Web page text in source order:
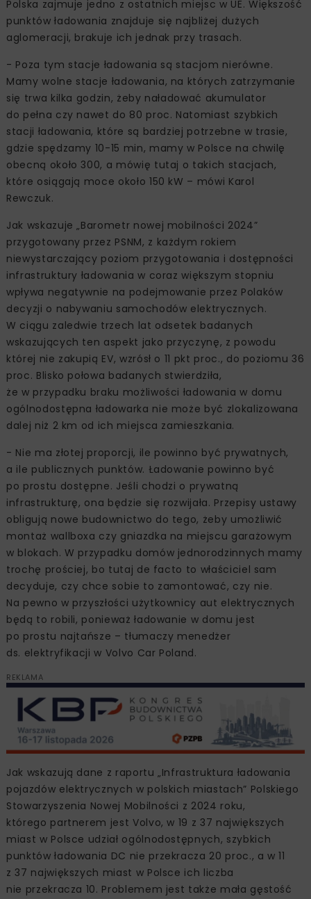
Polska zajmuje jedno z ostatnich miejsc w UE. Większość
punktów ładowania znajduje się najbliżej dużych
aglomeracji, brakuje ich jednak przy trasach.
- Poza tym stacje ładowania są stacjom nierówne.
Mamy wolne stacje ładowania, na których zatrzymanie
się trwa kilka godzin, żeby naładować akumulator
do pełna czy nawet do 80 proc. Natomiast szybkich
stacji ładowania, które są bardziej potrzebne w trasie,
gdzie spędzamy 10-15 min, mamy w Polsce na chwilę
obecną około 300, a mówię tutaj o takich stacjach,
które osiągają moce około 150 kW – mówi Karol
Rewczuk.
Jak wskazuje „Barometr nowej mobilności 2024”
przygotowany przez PSNM, z każdym rokiem
niewystarczający poziom przygotowania i dostępności
infrastruktury ładowania w coraz większym stopniu
wpływa negatywnie na podejmowanie przez Polaków
decyzji o nabywaniu samochodów elektrycznych.
W ciągu zaledwie trzech lat odsetek badanych
wskazujących ten aspekt jako przyczynę, z powodu
której nie zakupią EV, wzrósł o 11 pkt proc., do poziomu 36
proc. Blisko połowa badanych stwierdziła,
że w przypadku braku możliwości ładowania w domu
ogólnodostępna ładowarka nie może być zlokalizowana
dalej niż 2 km od ich miejsca zamieszkania.
- Nie ma złotej proporcji, ile powinno być prywatnych,
a ile publicznych punktów. Ładowanie powinno być
po prostu dostępne. Jeśli chodzi o prywatną
infrastrukturę, ona będzie się rozwijała. Przepisy ustawy
obligują nowe budownictwo do tego, żeby umożliwić
montaż wallboxa czy gniazdka na miejscu garażowym
w blokach. W przypadku domów jednorodzinnych mamy
trochę prościej, bo tutaj de facto to właściciel sam
decyduje, czy chce sobie to zamontować, czy nie.
Na pewno w przyszłości użytkownicy aut elektrycznych
będą to robili, ponieważ ładowanie w domu jest
po prostu najtańsze – tłumaczy menedżer
ds. elektryfikacji w Volvo Car Poland.
REKLAMA
Jak wskazują dane z raportu „Infrastruktura ładowania
pojazdów elektrycznych w polskich miastach” Polskiego
Stowarzyszenia Nowej Mobilności z 2024 roku,
którego partnerem jest Volvo, w 19 z 37 największych
miast w Polsce udział ogólnodostępnych, szybkich
punktów ładowania DC nie przekracza 20 proc., a w 11
z 37 największych miast w Polsce ich liczba
nie przekracza 10. Problemem jest także mała gęstość